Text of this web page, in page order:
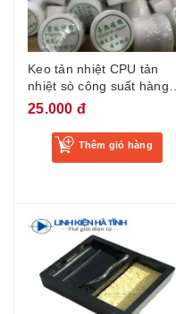
Keo tản nhiệt CPU tản
nhiệt sò công suất hàng
japan 45g giá tốt
25.000 đ
Thêm giỏ hàng